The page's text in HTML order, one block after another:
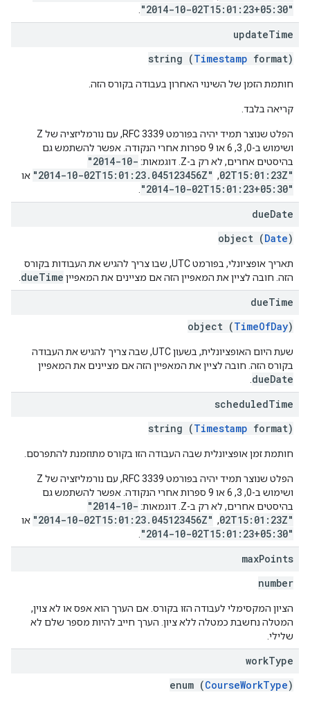
"2014-10-02T15:01:23+05:30"
updateTime
string (Timestamp format)
חותמת הזמן של השינוי האחרון בעבודה בקורס הזה.
קריאה בלבד.
הפלט שנוצר תמיד יהיה בפורמט RFC 3339, עם נורמליזציה של Z
ושימוש ב-0, 3, 6 או 9 ספרות אחרי הנקודה. אפשר להשתמש גם
בהיסטים אחרים, לא רק ב-Z. דוגמאות:
"2014-10-
02T15:01:23Z"
, ‏
"2014-10-02T15:01:23.045123456Z" או
"2014-10-02T15:01:23+05:30"
dueDate
object (Date)
תאריך אופציונלי, בפורמט UTC, שבו צריך להגיש את העבודות בקורס
הזה. חובה לציין את המאפיין הזה אם מציינים את המאפיין dueTime
dueTime
object (TimeOfDay)
שעת היום האופציונלית, בשעון UTC, שבה צריך להגיש את העבודה
בקורס הזה. חובה לציין את המאפיין הזה אם מציינים את המאפיין
dueDate
scheduledTime
string (Timestamp format)
חותמת זמן אופציונלית שבה העבודה הזו בקורס מתוזמנת להתפרסם.
הפלט שנוצר תמיד יהיה בפורמט RFC 3339, עם נורמליזציה של Z
ושימוש ב-0, 3, 6 או 9 ספרות אחרי הנקודה. אפשר להשתמש גם
בהיסטים אחרים, לא רק ב-Z. דוגמאות:
"2014-10-
02T15:01:23Z"
, ‏
"2014-10-02T15:01:23.045123456Z" או
"2014-10-02T15:01:23+05:30"
maxPoints
number
הציון המקסימלי לעבודה הזו בקורס. אם הערך הוא אפס או לא צוין,
המטלה נחשבת כמטלה ללא ציון. הערך חייב להיות מספר שלם לא
שלילי.
workType
enum (CourseWorkType)